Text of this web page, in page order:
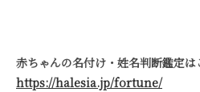
赤ちゃんの名付け・姓名判断鑑定は
https://halesia.jp/fortune/